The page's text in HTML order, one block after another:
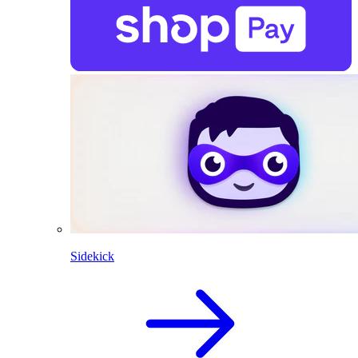
Sidekick